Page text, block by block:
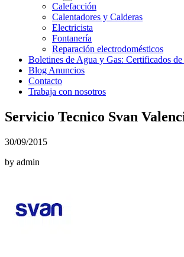
Calefacción
Calentadores y Calderas
Electricista
Fontanería
Reparación electrodomésticos
Boletines de Agua y Gas: Certificados
Blog Anuncios
Contacto
Trabaja con nosotros
Servicio Tecnico Svan
30/09/2015
by admin